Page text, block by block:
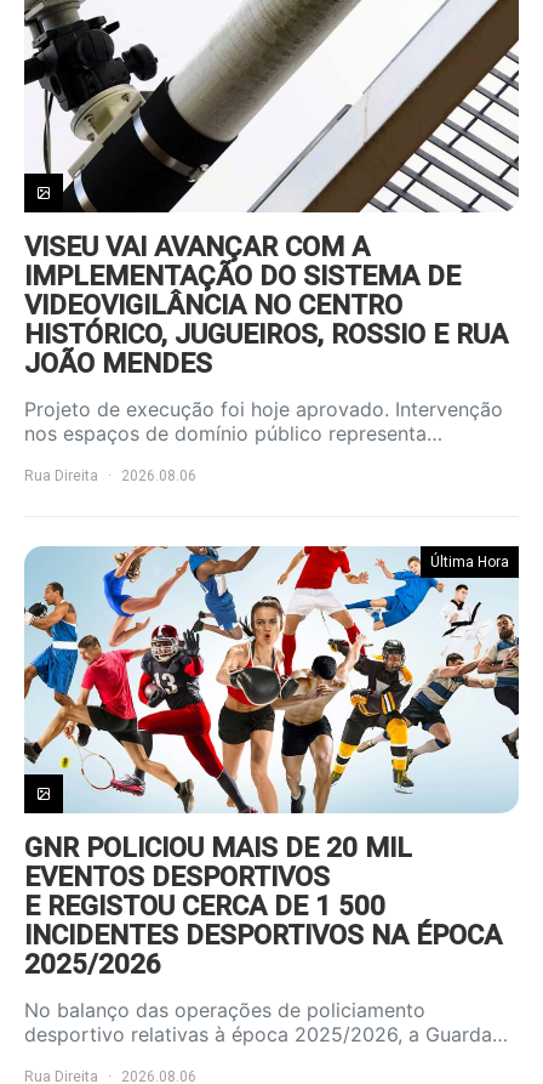
VISEU VAI AVANÇAR COM A
IMPLEMENTAÇÃO DO SISTEMA DE
VIDEOVIGILÂNCIA NO CENTRO
HISTÓRICO, JUGUEIROS, ROSSIO E RUA
JOÃO MENDES
Projeto de execução foi hoje aprovado. Intervenção
nos espaços de domínio público representa…
Rua Direita 2026.08.06
Última Hora
GNR POLICIOU MAIS DE 20 MIL
EVENTOS DESPORTIVOS
E REGISTOU CERCA DE 1 500
INCIDENTES DESPORTIVOS NA ÉPOCA
2025/2026
No balanço das operações de policiamento
desportivo relativas à época 2025/2026, a Guarda…
Rua Direita 2026.08.06